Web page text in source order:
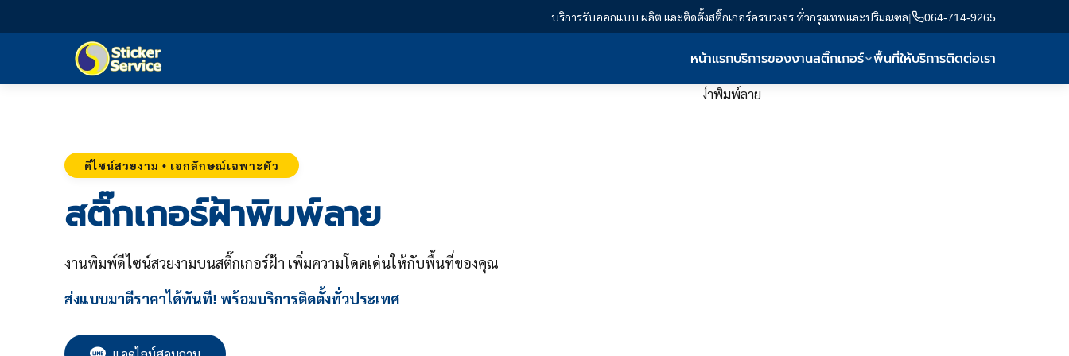
บริการรับออกแบบ ผลิต และติดตั้งสติ๊กเกอร์ครบวงจร ทั่วกรุงเทพและปริมณฑล| 064-714-9265
หน้าแรกบริการของงานสติ๊กเกอร์ พื้นที่ให้บริการติดต่อเรา
ดีไซน์สวยงาม • เอกลักษณ์เฉพาะตัว
สติ๊กเกอร์ฝ้าพิมพ์ลาย
งานพิมพ์ดีไซน์สวยงามบนสติ๊กเกอร์ฝ้า เพิ่มความโดดเด่นให้กับพื้นที่ของคุณ
ส่งแบบมาตีราคาได้ทันที! พร้อมบริการติดตั้งทั่วประเทศ